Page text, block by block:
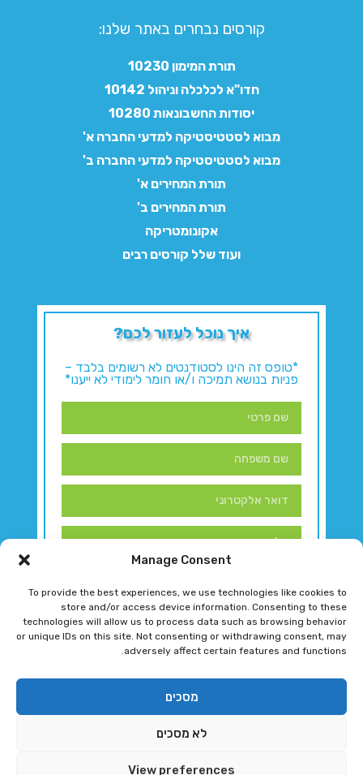
Manage Consent
To provide the best experiences, we use technologies like cookies to
store and/or access device information. Consenting to these
technologies will allow us to process data such as browsing behavior
or unique IDs on this site. Not consenting or withdrawing consent, may
adversely affect certain features and functions.
מסכים
לא מסכים
View preferences
קורסים נבחרים באתר שלנו:​
תורת המימון 10230
חדו"א לכלכלה וניהול 10142
יסודות החשבונאות 10280
מבוא לסטטיסטיקה למדעי החברה א'
מבוא לסטטיסטיקה למדעי החברה ב'
תורת המחירים א'
תורת המחירים ב'
אקונומטריקה
ועוד שלל קורסים רבים
איך נוכל לעזור לכם?
*טופס זה הינו לסטודנטים לא רשומים בלבד –
פניות בנושא תמיכה ו/או חומר לימודי לא ייענו*